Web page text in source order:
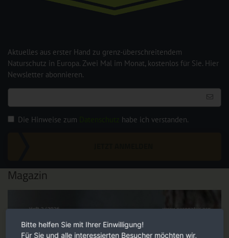
Aktuelles aus erster Hand zu grenz-überschreitendem
Naturschutz in Europa. Zwei Mal im Monat, kostenlos für Sie. Hier
Newsletter abonnieren.
Die Hinweise zum habe ich verstanden.
Magazin
Bitte helfen Sie mit Ihrer Einwilligung!
Für Sie und alle interessierten Besucher möchten wir,